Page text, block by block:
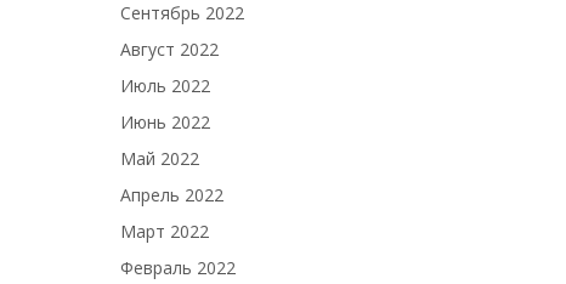
Сентябрь 2022
Август 2022
Июль 2022
Июнь 2022
Май 2022
Апрель 2022
Март 2022
Февраль 2022